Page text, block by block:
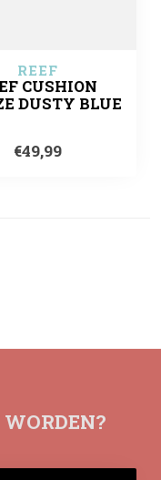
REEF
CUSHION
DUSTY BLUE
€49,99